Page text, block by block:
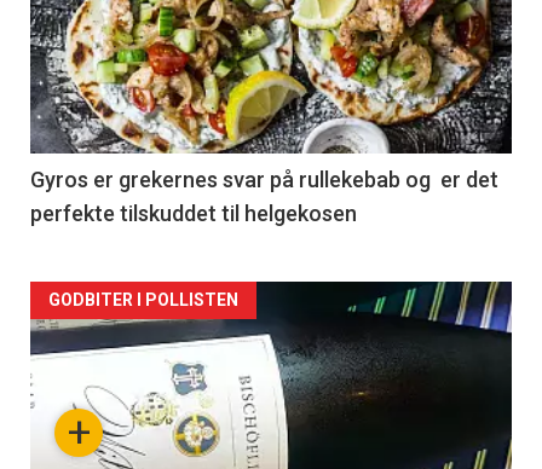
akkurat
nå
-
2
Gyros er grekernes svar på rullekebab og er det
perfekte tilskuddet til helgekosen
Forsiden
akkurat
nå+
GODBITER I POLLISTEN